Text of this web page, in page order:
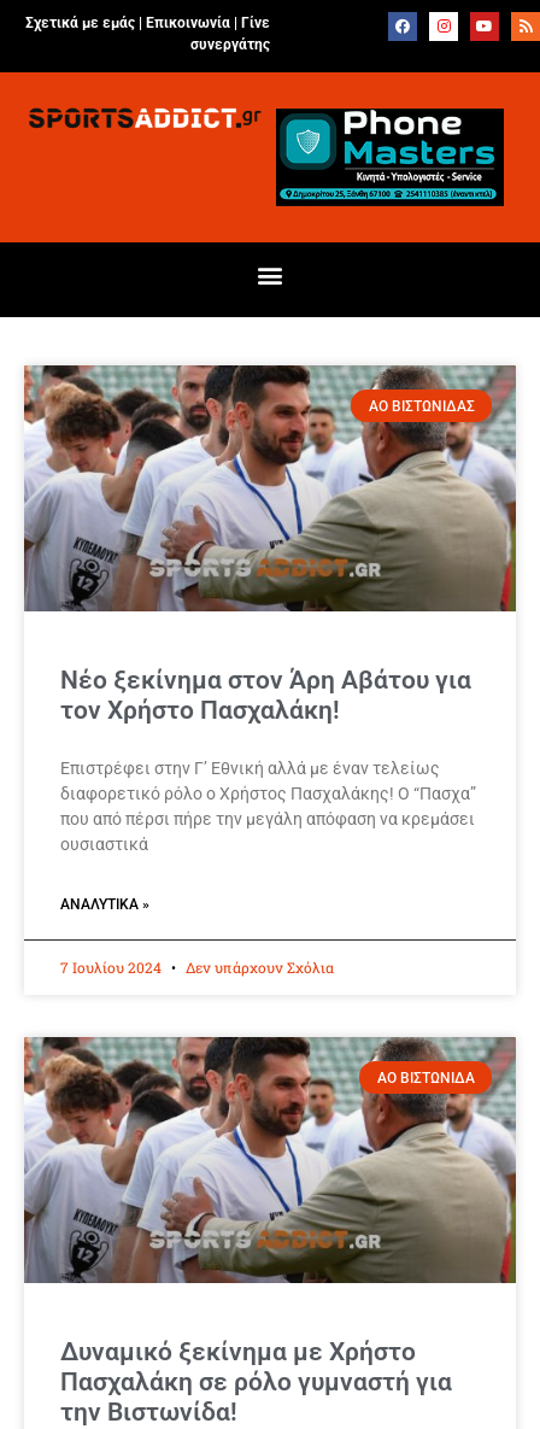
Σχετικά με εμάς | Επικοινωνία
Γίνε
συνεργάτης
ΑΟ ΒΙΣΤΩΝΙΔΑΣ
Νέο ξεκίνημα στον Άρη Αβάτου για
τον Χρήστο Πασχαλάκη!
Επιστρέφει στην Γ’ Εθνική αλλά με έναν τελείως
διαφορετικό ρόλο ο Χρήστος Πασχαλάκης! Ο “Πασχα”
που από πέρσι πήρε την μεγάλη απόφαση να κρεμάσει
ουσιαστικά
ΑΝΑΛΥΤΙΚΆ »
7 Ιουλίου 2024 Δεν υπάρχουν Σχόλια
ΑΟ ΒΙΣΤΩΝΙΔΑ
Δυναμικό ξεκίνημα με Χρήστο
Πασχαλάκη σε ρόλο γυμναστή για
την Βιστωνίδα!